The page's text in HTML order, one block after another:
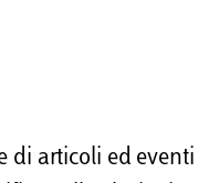
di articoli ed eventi